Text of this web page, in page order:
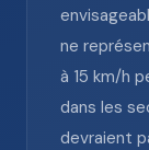
ne
à 15 km/h
dans les
devraient